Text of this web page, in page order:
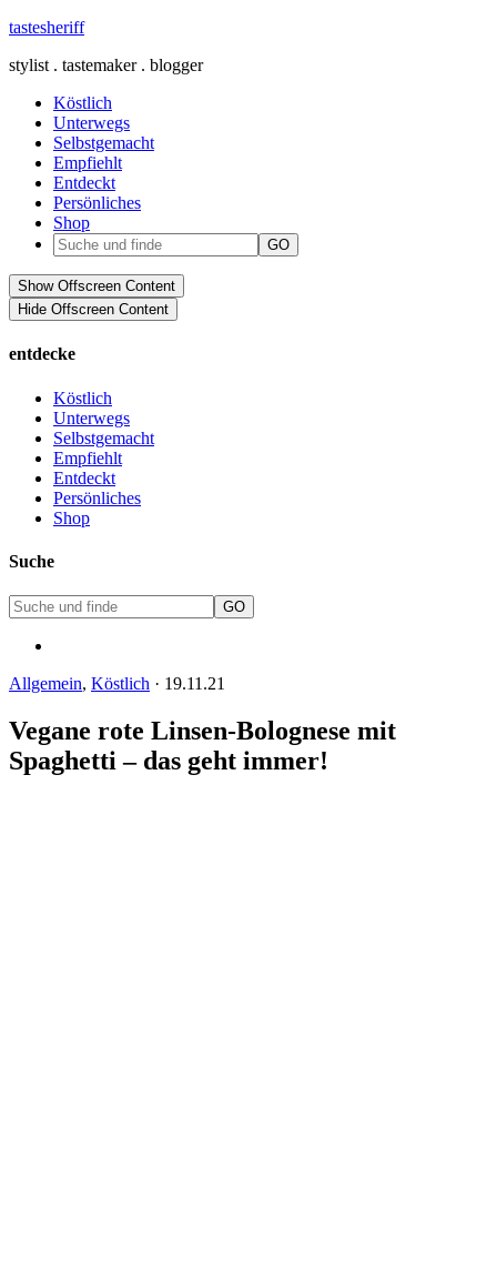
tastesheriff
stylist . tastemaker . blogger
Köstlich
Unterwegs
Selbstgemacht
Empfiehlt
Entdeckt
Persönliches
Shop
Show Offscreen Content
Hide Offscreen Content
entdecke
Köstlich
Unterwegs
Selbstgemacht
Empfiehlt
Entdeckt
Persönliches
Shop
Suche
Allgemein, Köstlich · 19.11.21
Vegane rote Linsen-Bolognese mit
Spaghetti – das geht immer!